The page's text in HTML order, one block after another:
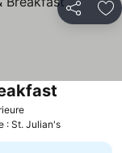
Partager
: St. Julian's